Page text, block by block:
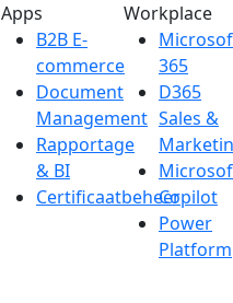
Apps
B2B E-
commerce
Document
Management
Rapportage
& BI
Certificaatbeheer
Workplace
365
D365
Sales &
Copilot
Power
Platform